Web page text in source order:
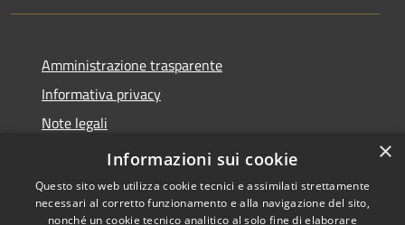
Amministrazione trasparente
Informativa privacy
Note legali
Dichiarazione di accessibilità
×
Informazioni sui cookie
Questo sito web utilizza cookie tecnici e assimilati strettamente
necessari al corretto funzionamento e alla navigazione del sito,
nonché un cookie tecnico analitico al solo fine di elaborare